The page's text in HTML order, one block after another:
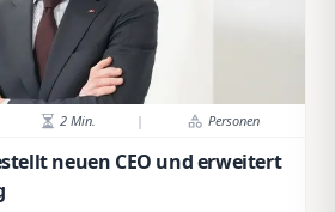
2 Min. | Personen
neuen CEO und erweitert